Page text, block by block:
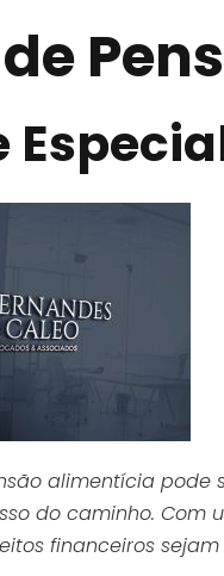
alimentícia pode
do caminho. Com
financeiros